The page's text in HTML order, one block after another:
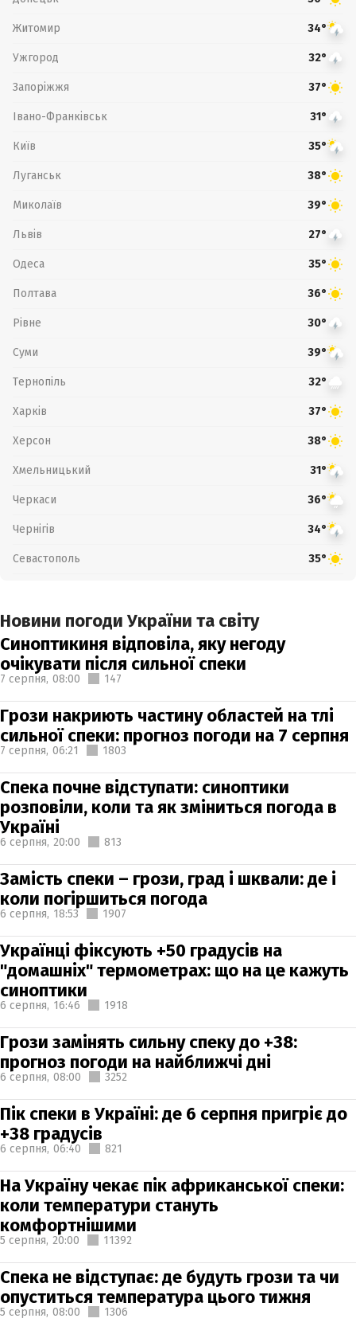
Житомир 34°
Ужгород 32°
Запоріжжя 37°
Івано-Франківськ 31°
Київ 35°
Луганськ 38°
Миколаїв 39°
Львів 27°
Одеса 35°
Полтава 36°
Рівне 30°
Суми 39°
Тернопіль 32°
Харків 37°
Херсон 38°
Хмельницький 31°
Черкаси 36°
Чернігів 34°
Севастополь 35°
Новини погоди України та світу
Синоптикиня відповіла, яку негоду
очікувати після сильної спеки
7 серпня, 08:00 147
Грози накриють частину областей на тлі
сильної спеки: прогноз погоди на 7 серпня
7 серпня, 06:21 1803
Спека почне відступати: синоптики
розповіли, коли та як зміниться погода в
Україні
6 серпня, 20:00 813
Замість спеки – грози, град і шквали: де і
коли погіршиться погода
6 серпня, 18:53 1907
Українці фіксують +50 градусів на
"домашніх" термометрах: що на це кажуть
синоптики
6 серпня, 16:46 1918
Грози замінять сильну спеку до +38:
прогноз погоди на найближчі дні
6 серпня, 08:00 3252
Пік спеки в Україні: де 6 серпня пригріє до
+38 градусів
6 серпня, 06:40 821
На Україну чекає пік африканської спеки:
коли температури стануть
комфортнішими
5 серпня, 20:00 11392
Спека не відступає: де будуть грози та чи
опуститься температура цього тижня
5 серпня, 08:00 1306